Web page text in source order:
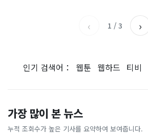
‹ 1 / 3 ›
인기 검색어： 웹툰 웹하드 티비
가장 많이 본 뉴스
누적 조회수가 높은 기사를 요약하여 보여줍니다.